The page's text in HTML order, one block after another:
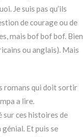
Je suis pas qu’ils
de courage ou de
mais bof bof bof. Bien
ou anglais). Mais
romans qui doit sortir
a lire.
sur ces histoires de
Et puis se